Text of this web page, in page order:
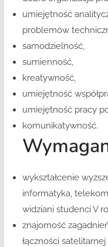
umiejętność
problemów
samodzielność,
sumienność,
kreatywność,
umiejętność
umiejętność pracy
komunikatywność.
wykształcenie
informatyka,
widziani studenci V
znajomość
łączności